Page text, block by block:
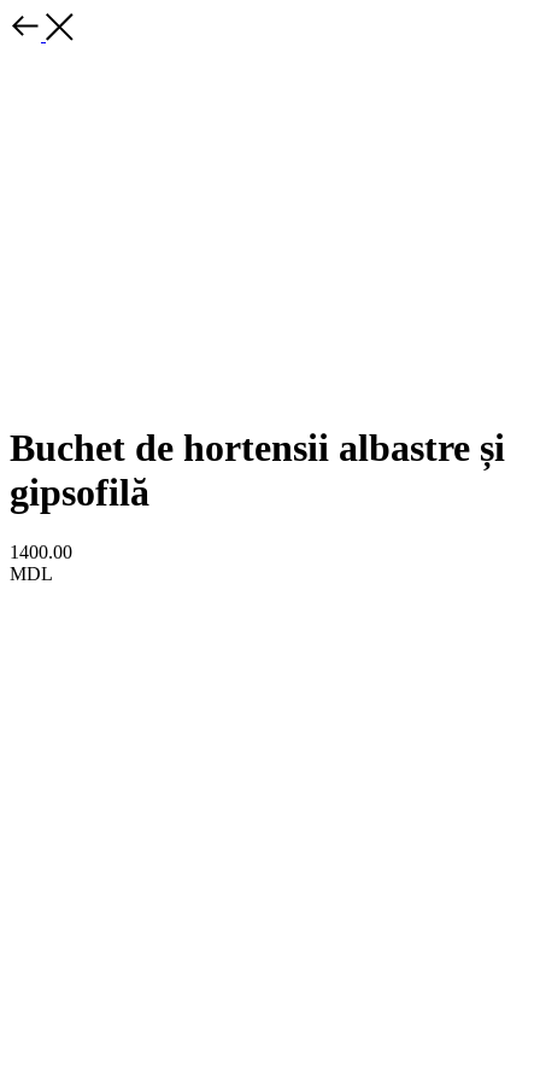
Buchet de hortensii albastre și
gipsofilă
1400.00
MDL